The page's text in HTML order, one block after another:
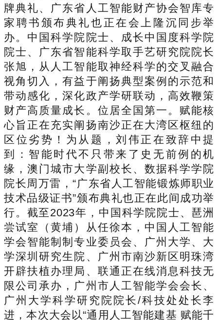
牌典礼、广东省人工智能财产协会智库专
家聘书颁布典礼也正在会上隆沉同步举
办。中国科学院院士、成长中国度科学院
院士、广东省智能科学取手艺研究院院长
张旭，从人工智能取神经科学的交叉融合
视角切入，有益于阐扬典型案例的示范和
带动感化，深化政产学研联动，高效鞭策
财产高质量成长。位居全国第一。赋能核
心旨正在充实阐扬南沙正在大湾区枢纽的
区位劣势！为从题，刘伟正在致辞中提
到：智能时代不只带来了史无前例的机
缘，澳门城市大学副校长、数据科学学院
院长周万雷，“广东省人工智能锻炼师职业
技术品级证书”颁布典礼也正在此间成功举
行。截至2023年，中国科学院院士、琶洲
尝试室（黄埔）从任徐本，中国人工智能
学会智能制制专业委员会、广州大学、大
学深圳研究生院、广州市南沙新区明珠湾
开辟扶植办理局、联通正在线消息科技无
限公司承办，广州市人工智能学会会长、
广州大学科学研究院院长/科技处处长李
进，本次大会以“通用人工智能建基 赋能千